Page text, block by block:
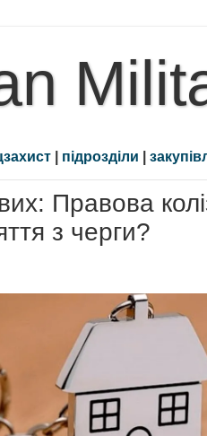
| підрозділи |
Правова
з черги?